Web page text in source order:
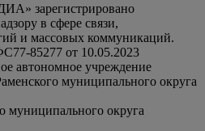
зарегистрировано
в сфере связи,
и массовых коммуникаций.
85277 от 10.05.2023
автономное учреждение
муниципального округа
муниципального округа